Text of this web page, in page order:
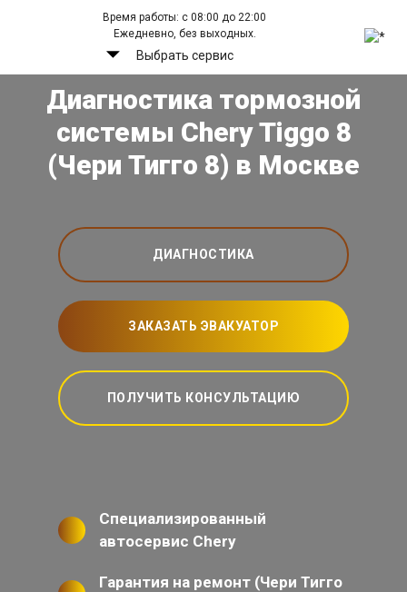
Время работы: с 08:00 до 22:00
Ежедневно, без выходных.
Выбрать сервис
Диагностика тормозной
системы Chery Tiggo 8
(Чери Тигго 8) в Москве
ДИАГНОСТИКА
ЗАКАЗАТЬ ЭВАКУАТОР
ПОЛУЧИТЬ КОНСУЛЬТАЦИЮ
Специализированный
автосервис Chery
Гарантия на ремонт (Чери Тигго